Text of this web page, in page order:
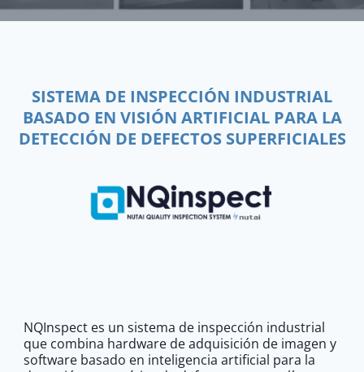
SISTEMA DE INSPECCIÓN INDUSTRIAL
BASADO EN VISIÓN ARTIFICIAL PARA LA
DETECCIÓN DE DEFECTOS SUPERFICIALES
NQInspect es un sistema de inspección industrial
que combina hardware de adquisición de imagen y
software basado en inteligencia artificial para la